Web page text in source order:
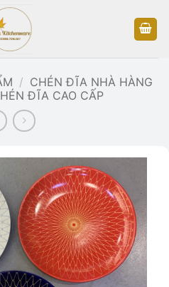
/ CHÉN ĐĨA NHÀ HÀNG
ĐĨA CAO CẤP